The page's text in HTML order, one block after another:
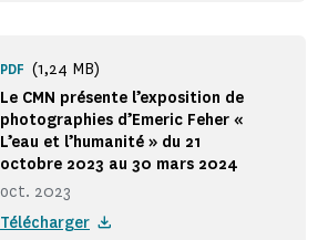
Le CMN présente l’exposition de
photographies d’Emeric Feher «
L’eau et l’humanité » du 21
octobre 2023 au 30 mars 2024
oct. 2023
PDF (1,24 MB)
Télécharger